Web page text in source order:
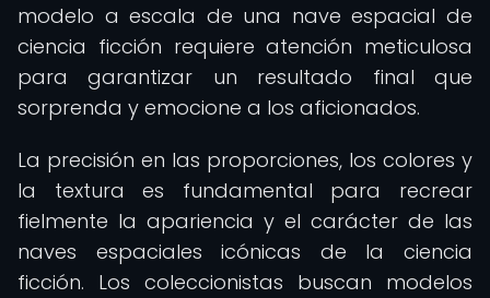
modelo a escala de una nave espacial de
ciencia ficción requiere atención meticulosa
para garantizar un resultado final que
sorprenda y emocione a los aficionados.
La precisión en las proporciones, los colores y
la textura es fundamental para recrear
fielmente la apariencia y el carácter de las
naves espaciales icónicas de la ciencia
ficción. Los coleccionistas buscan modelos